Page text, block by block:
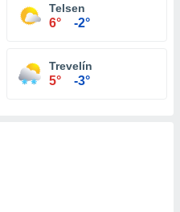
Telsen
6° -2°
Trevelín
5° -3°